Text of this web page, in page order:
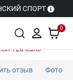
СПОРТ
0
120 капс
отзыв Фото